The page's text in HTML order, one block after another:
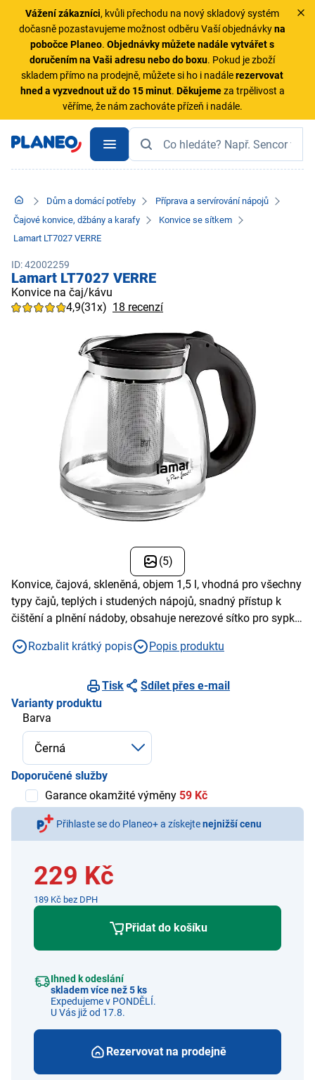
Vážení zákazníci, kvůli přechodu na nový skladový systém
dočasně pozastavujeme možnost odběru Vaší objednávkyna
pobočce Planeo.Objednávky můžete nadále vytvářet s
doručením na Vaši adresu nebo do boxu. Pokud je zboží
skladem přímo na prodejně, můžete si ho i nadálerezervovat
hned a vyzvednout už do 15 minut. Děkujemeza trpělivost a
věříme, že nám zachováte přízeň i nadále.
Dům a domácí potřeby
Příprava a servírování nápojů
Čajové konvice, džbány a karafy
Konvice se sítkem
Lamart LT7027 VERRE
ID: 42002259
Lamart LT7027 VERRE
Konvice na čaj/kávu
4,9(31x) 18 recenzí
(5)
Konvice, čajová, skleněná, objem 1,5 l, vhodná pro všechny
typy čajů, teplých i studených nápojů, snadný přístup k
čištění a plnění nádoby, obsahuje nerezové sítko pro sypké
Rozbalit krátký popis
Popis produktu
Tisk
Sdílet přes e-mail
Varianty produktu
Barva
Doporučené služby
Garance okamžité výměny 59 Kč
Přihlaste se do Planeo+ a získejtenejnižší cenu
229 Kč
189 Kč bez DPH
Přidat do košíku
Ihned k odeslání
skladem více než 5 ks
Expedujeme v PONDĚLÍ.
U Vás již od 17.8.
Rezervovat na prodejně